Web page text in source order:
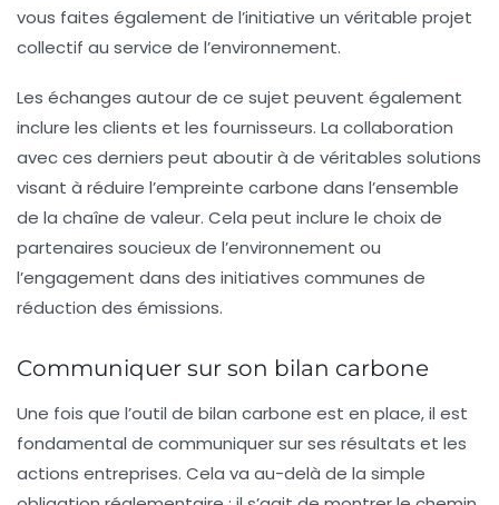
vous faites également de l’initiative un véritable projet
collectif au service de l’environnement.
Les échanges autour de ce sujet peuvent également
inclure les clients et les fournisseurs. La collaboration
avec ces derniers peut aboutir à de véritables solutions
visant à réduire l’empreinte carbone dans l’ensemble
de la chaîne de valeur. Cela peut inclure le choix de
partenaires soucieux de l’environnement ou
l’engagement dans des initiatives communes de
réduction des émissions.
Communiquer sur son bilan carbone
Une fois que l’outil de bilan carbone est en place, il est
fondamental de communiquer sur ses résultats et les
actions entreprises. Cela va au-delà de la simple